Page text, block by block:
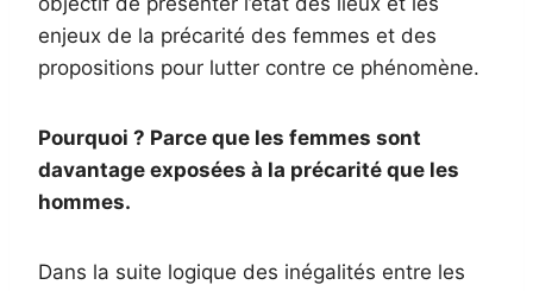
enjeux de la précarité des femmes et des
propositions pour lutter contre ce phénomène.
Pourquoi ? Parce que les femmes sont
davantage exposées à la précarité que les
hommes.
Dans la suite logique des inégalités entre les